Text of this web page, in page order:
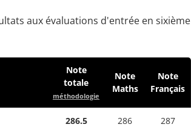
aux évaluations d'entrée en sixième
Note
totale
méthodologie
Note
Maths
Note
Français
286.5 286 287